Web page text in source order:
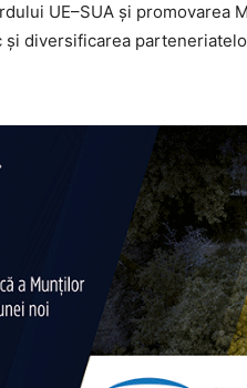
UE–SUA și promovarea
și diversificarea